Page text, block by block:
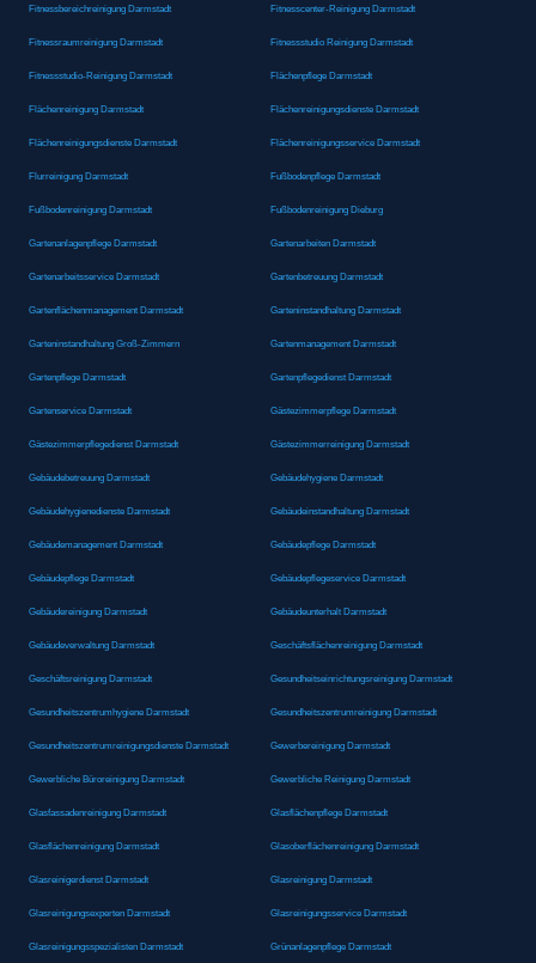
Fitnessbereichreinigung Darmstadt Fitnesscenter-Reinigung Darmstadt
Fitnessraumreinigung Darmstadt Fitnessstudio Reinigung Darmstadt
Fitnessstudio-Reinigung Darmstadt Flächenpflege Darmstadt
Flächenreinigung Darmstadt Flächenreinigungsdienste Darmstadt
Flächenreinigungsdienste Darmstadt Flächenreinigungsservice Darmstadt
Flurreinigung Darmstadt Fußbodenpflege Darmstadt
Fußbodenreinigung Darmstadt Fußbodenreinigung Dieburg
Gartenanlagenpflege Darmstadt Gartenarbeiten Darmstadt
Gartenarbeitsservice Darmstadt Gartenbetreuung Darmstadt
Gartenflächenmanagement Darmstadt Garteninstandhaltung Darmstadt
Garteninstandhaltung Groß-Zimmern Gartenmanagement Darmstadt
Gartenpflege Darmstadt Gartenpflegedienst Darmstadt
Gartenservice Darmstadt Gästezimmerpflege Darmstadt
Gästezimmerpflegedienst Darmstadt Gästezimmerreinigung Darmstadt
Gebäudebetreuung Darmstadt Gebäudehygiene Darmstadt
Gebäudehygienedienste Darmstadt Gebäudeinstandhaltung Darmstadt
Gebäudemanagement Darmstadt Gebäudepflege Darmstadt
Gebäudepflege Darmstadt Gebäudepflegeservice Darmstadt
Gebäudereinigung Darmstadt Gebäudeunterhalt Darmstadt
Gebäudeverwaltung Darmstadt Geschäftsflächenreinigung Darmstadt
Geschäftsreinigung Darmstadt Gesundheitseinrichtungsreinigung Darmstadt
Gesundheitszentrumhygiene Darmstadt Gesundheitszentrumreinigung Darmstadt
Gesundheitszentrumreinigungsdienste Darmstadt Gewerbereinigung Darmstadt
Gewerbliche Büroreinigung Darmstadt Gewerbliche Reinigung Darmstadt
Glasfassadenreinigung Darmstadt Glasflächenpflege Darmstadt
Glasflächenreinigung Darmstadt Glasoberflächenreinigung Darmstadt
Glasreinigerdienst Darmstadt Glasreinigung Darmstadt
Glasreinigungsexperten Darmstadt Glasreinigungsservice Darmstadt
Glasreinigungsspezialisten Darmstadt Grünanlagenpflege Darmstadt